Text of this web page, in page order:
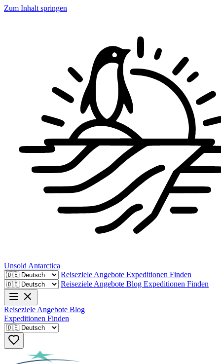
Zum Inhalt springen
Unsold Antarctica
Reiseziele Angebote Expeditionen Finden
Reiseziele Angebote Blog Expeditionen Finden
Reiseziele Angebote Blog
Expeditionen Finden